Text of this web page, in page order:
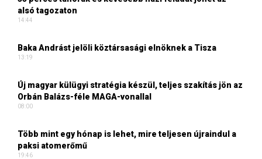
alsó tagozaton
14:44
Baka Andrást jelöli köztársasági elnöknek a Tisza
13:19
Új magyar külügyi stratégia készül, teljes szakítás jön az
Orbán Balázs-féle MAGA-vonallal
08:00
Több mint egy hónap is lehet, mire teljesen újraindul a
paksi atomerőmű
19:46